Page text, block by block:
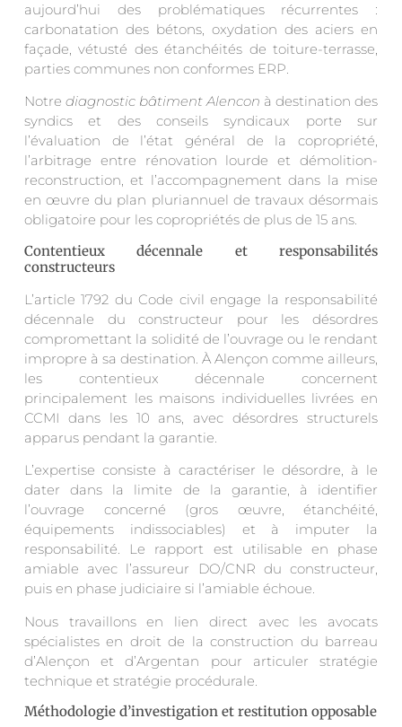
aujourd’hui des problématiques récurrentes :
carbonatation des bétons, oxydation des aciers en
façade, vétusté des étanchéités de toiture-terrasse,
parties communes non conformes ERP.
Notre diagnostic bâtiment Alencon à destination des
syndics et des conseils syndicaux porte sur
l’évaluation de l’état général de la copropriété,
l’arbitrage entre rénovation lourde et démolition-
reconstruction, et l’accompagnement dans la mise
en œuvre du plan pluriannuel de travaux désormais
obligatoire pour les copropriétés de plus de 15 ans.
Contentieux décennale et responsabilités
constructeurs
L’article 1792 du Code civil engage la responsabilité
décennale du constructeur pour les désordres
compromettant la solidité de l’ouvrage ou le rendant
impropre à sa destination. À Alençon comme ailleurs,
les contentieux décennale concernent
principalement les maisons individuelles livrées en
CCMI dans les 10 ans, avec désordres structurels
apparus pendant la garantie.
L’expertise consiste à caractériser le désordre, à le
dater dans la limite de la garantie, à identifier
l’ouvrage concerné (gros œuvre, étanchéité,
équipements indissociables) et à imputer la
responsabilité. Le rapport est utilisable en phase
amiable avec l’assureur DO/CNR du constructeur,
puis en phase judiciaire si l’amiable échoue.
Nous travaillons en lien direct avec les avocats
spécialistes en droit de la construction du barreau
d’Alençon et d’Argentan pour articuler stratégie
technique et stratégie procédurale.
Méthodologie d’investigation et restitution opposable